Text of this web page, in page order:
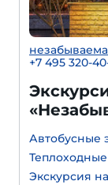
+7 495 320-
Автобусные
Экскурсия